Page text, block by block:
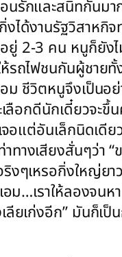
รักและสนิทกันมา
ได้งานรัฐวิสาหกิ
2-3 คน หนูก็ยัง
ถไฟชนกันผู้ชายทั้
ม ชีวิตหนูจึงเป็นอ
เลือกดีนักเดี๋ยวจะ
อแต่อันเล็กนิดเดี
างเสียงสั่นๆว่า
งๆเหรอกิ่งใหญ่ย
อม…เราให้ลองจ
ลียเก่งอีก” มันก็